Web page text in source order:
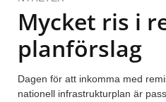
Mycket ris i
planförslag
Dagen för att inkomma med
nationell infrastrukturplan är